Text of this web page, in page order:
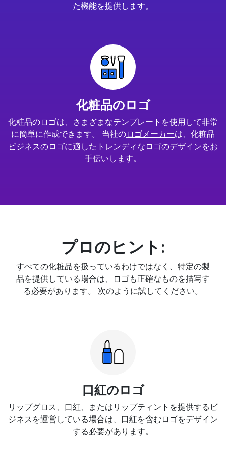
た機能を提供します。
化粧品のロゴ
化粧品のロゴは、さまざまなテンプレートを使用して非常
に簡単に作成できます。 当社のロゴメーカーは、化粧品
ビジネスのロゴに適したトレンディなロゴのデザインをお
手伝いします。
プロのヒント:
すべての化粧品を扱っているわけではなく、特定の製
品を提供している場合は、ロゴも正確なものを描写す
る必要があります。 次のように試してください。
口紅のロゴ
リップグロス、口紅、またはリップティントを提供するビ
ジネスを運営している場合は、口紅を含むロゴをデザイン
する必要があります。